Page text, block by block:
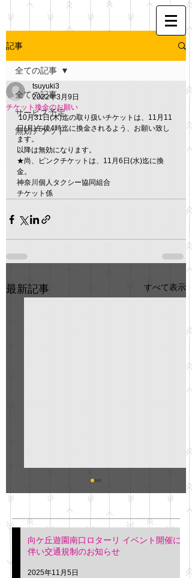
記事
全ての記事
サービス予定
無効チケット
全ての記事
チケット換金のお願い
tsuyuki3
2022年3月9日
10月31日(木)迄の取り扱いチケットは、11月11
日(月)午後4時迄に換金されるよう、お願い致し
ます。
以降は無効になります。
★尚、ピンクチケットは、11月6日(水)迄に換
金。
神奈川個人タクシー協同組合
チケット係
最新記事 すべて表示
明日(11月6日)午後3時～5
階会議室にてGOの説明会
を行います。 神奈川個人
タクシー協同組合 専務 佐
久間
最新記事
向ケ丘遊園南口ロターリ イベント開催に
伴い交通規制のお知らせ
2025年11月5日